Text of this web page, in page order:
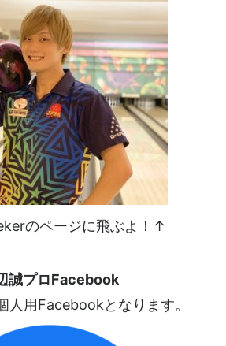
のページに飛ぶよ！↑
誠プロFacebook
人用Facebookとなります。